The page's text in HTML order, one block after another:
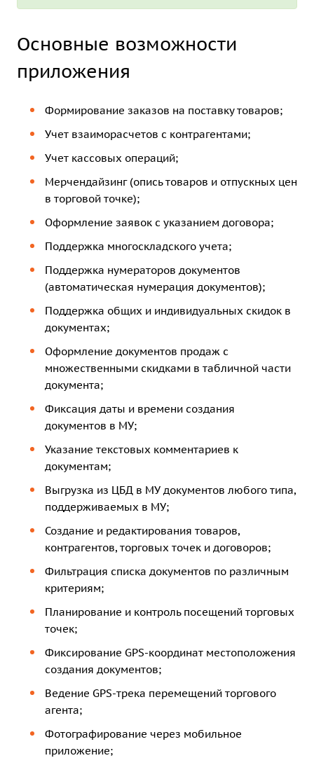
Основные возможности
приложения
Формирование заказов на поставку товаров;
Учет взаиморасчетов с контрагентами;
Учет кассовых операций;
Мерчендайзинг (опись товаров и отпускных цен
в торговой точке);
Оформление заявок с указанием договора;
Поддержка многоскладского учета;
Поддержка нумераторов документов
(автоматическая нумерация документов);
Поддержка общих и индивидуальных скидок в
документах;
Оформление документов продаж с
множественными скидками в табличной части
документа;
Фиксация даты и времени создания
документов в МУ;
Указание текстовых комментариев к
документам;
Выгрузка из ЦБД в МУ документов любого типа,
поддерживаемых в МУ;
Создание и редактирования товаров,
контрагентов, торговых точек и договоров;
Фильтрация списка документов по различным
критериям;
Планирование и контроль посещений торговых
точек;
Фиксирование GPS-координат местоположения
создания документов;
Ведение GPS-трека перемещений торгового
агента;
Фотографирование через мобильное
приложение;